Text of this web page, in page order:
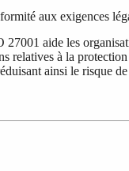
aux exigences
27001 aide les
relatives à la
ainsi le risque